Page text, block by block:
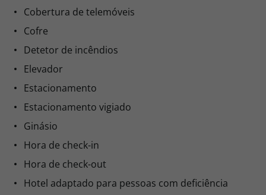
Cobertura de telemóveis
Cofre
Detetor de incêndios
Elevador
Estacionamento
Estacionamento vigiado
Ginásio
Hora de check-in
Hora de check-out
Hotel adaptado para pessoas com deficiência